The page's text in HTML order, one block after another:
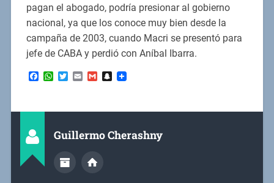
pagan el abogado, podría presionar al gobierno
nacional, ya que los conoce muy bien desde la
campaña de 2003, cuando Macri se presentó para
jefe de CABA y perdió con Aníbal Ibarra.
Facebook
WhatsApp
TwitterEmailGmailSnapchat
Guillermo Cherashny